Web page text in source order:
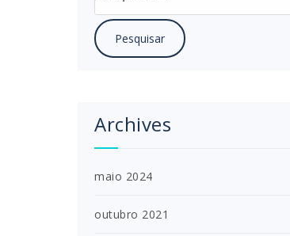
Archives
maio 2024
outubro 2021